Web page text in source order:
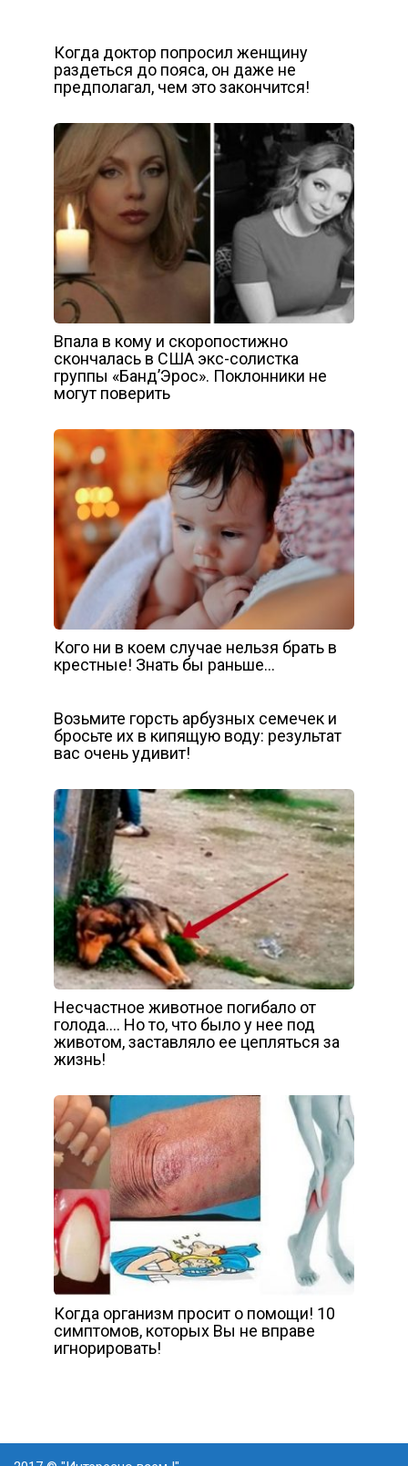
Когда доктор попросил женщину
раздеться до пояса, он даже не
предполагал, чем это закончится!
Впала в кому и скоропостижно
скончалась в США экс-солистка
группы «Банд’Эрос». Поклонники не
могут поверить
Кого ни в коем случае нельзя брать в
крестные! Знать бы раньше…
Возьмите горсть арбузных семечек и
бросьте их в кипящую воду: результат
вас очень удивит!
Несчастное животное погибало от
голода…. Но то, что было у нее под
животом, заставляло ее цепляться за
жизнь!
Когда организм просит о помощи! 10
симптомов, которых Вы не вправе
игнорировать!